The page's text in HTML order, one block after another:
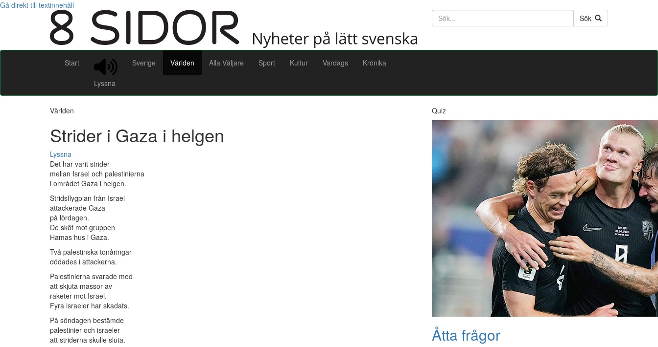
Gå direkt till textinnehåll
Söktext
Sök
Start
Lyssna
Sverige Världen Alla Väljare Sport Kultur Vardags Krönika
Världen
Strider i Gaza i helgen
Lyssna
Det har varit strider
mellan Israel och palestinierna
i området Gaza i helgen.
Stridsflygplan från Israel
attackerade Gaza
på lördagen.
De sköt mot gruppen
Hamas hus i Gaza.
Två palestinska tonåringar
dödades i attackerna.
Palestinierna svarade med
att skjuta massor av
raketer mot Israel.
Fyra israeler har skadats.
På söndagen bestämde
palestinier och israeler
att striderna skulle sluta.
Quiz
Åtta frågor